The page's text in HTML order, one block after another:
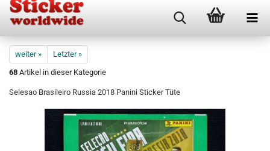
weiter »
Letzter »
68 Artikel in dieser Kategorie
Selesao Brasileiro Russia 2018 Panini Sticker Tüte